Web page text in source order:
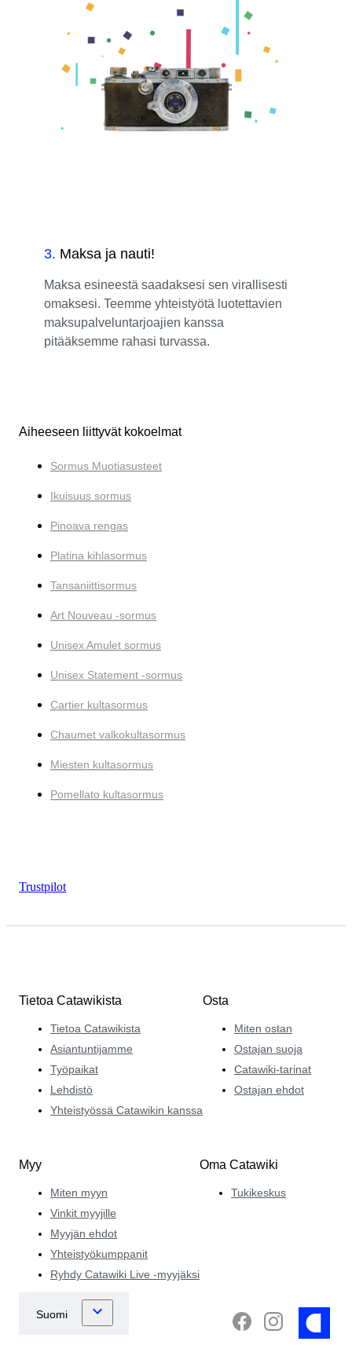
3. Maksa ja nauti!
Maksa esineestä saadaksesi sen virallisesti
omaksesi. Teemme yhteistyötä luotettavien
maksupalveluntarjoajien kanssa
pitääksemme rahasi turvassa.
Aiheeseen liittyvät kokoelmat
Sormus Muotiasusteet
Ikuisuus sormus
Pinoava rengas
Platina kihlasormus
Tansaniittisormus
Art Nouveau -sormus
Unisex Amulet sormus
Unisex Statement -sormus
Cartier kultasormus
Chaumet valkokultasormus
Miesten kultasormus
Pomellato kultasormus
Trustpilot
Tietoa Catawikista
Tietoa Catawikista
Asiantuntijamme
Työpaikat
Lehdistö
Yhteistyössä Catawikin kanssa
Osta
Miten ostan
Ostajan suoja
Catawiki-tarinat
Ostajan ehdot
Myy
Miten myyn
Vinkit myyjille
Myyjän ehdot
Yhteistyökumppanit
Ryhdy Catawiki Live -myyjäksi
Oma Catawiki
Tukikeskus